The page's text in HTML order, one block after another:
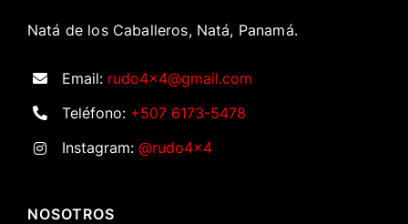
Natá de los Caballeros, Natá, Panamá.
Email: rudo4x4@gmail.com
Teléfono: +507 6173-5478
Instagram:@rudo4x4
NOSOTROS